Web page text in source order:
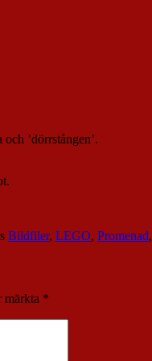
’dörrstången’.
Bildfiler, LEGO, Promenad,
märkta *